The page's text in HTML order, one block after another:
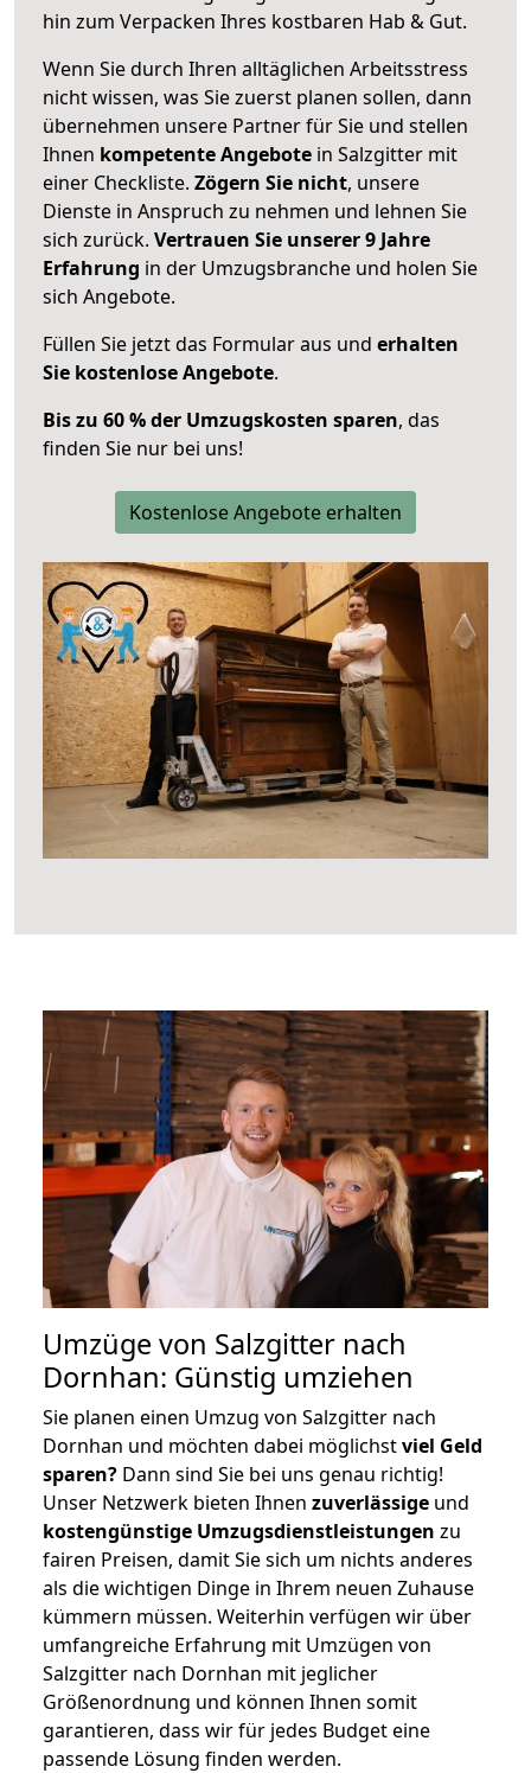
hin zum Verpacken Ihres kostbaren Hab & Gut.
Wenn Sie durch Ihren alltäglichen Arbeitsstress
nicht wissen, was Sie zuerst planen sollen, dann
übernehmen unsere Partner für Sie und stellen
Ihnen kompetente Angebote in Salzgitter mit
einer Checkliste. Zögern Sie nicht, unsere
Dienste in Anspruch zu nehmen und lehnen Sie
sich zurück. Vertrauen Sie unserer 9 Jahre
Erfahrung in der Umzugsbranche und holen Sie
sich Angebote.
Füllen Sie jetzt das Formular aus und erhalten
Sie kostenlose Angebote.
Bis zu 60 % der Umzugskosten sparen, das
finden Sie nur bei uns!
Kostenlose Angebote erhalten
Umzüge von Salzgitter nach
Dornhan: Günstig umziehen
Sie planen einen Umzug von Salzgitter nach
Dornhan und möchten dabei möglichstviel Geld
sparen? Dann sind Sie bei uns genau richtig!
Unser Netzwerk bieten Ihnen zuverlässige und
kostengünstige Umzugsdienstleistungen zu
fairen Preisen, damit Sie sich um nichts anderes
als die wichtigen Dinge in Ihrem neuen Zuhause
kümmern müssen. Weiterhin verfügen wir über
umfangreiche Erfahrung mit Umzügen von
Salzgitter nach Dornhan mit jeglicher
Größenordnung und können Ihnen somit
garantieren, dass wir für jedes Budget eine
passende Lösung finden werden.